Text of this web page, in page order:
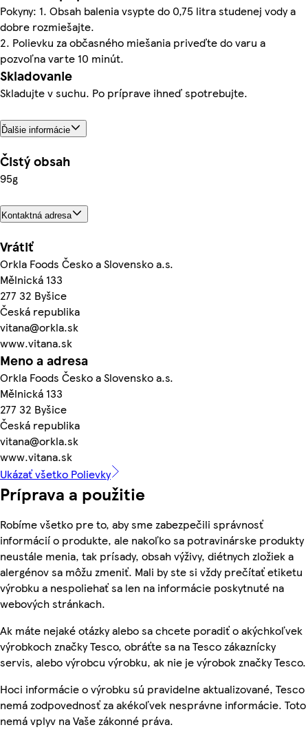
Pokyny: 1. Obsah balenia vsypte do 0,75 litra studenej vody a
dobre rozmiešajte.
2. Polievku za občasného miešania priveďte do varu a
pozvoľna varte 10 minút.
Skladovanie
Skladujte v suchu. Po príprave ihneď spotrebujte.
Ďalšie informácie
Čistý obsah
95g
Kontaktná adresa
Vrátiť
Orkla Foods Česko a Slovensko a.s.
Mělnická 133
277 32 Byšice
Česká republika
vitana@orkla.sk
www.vitana.sk
Meno a adresa
Orkla Foods Česko a Slovensko a.s.
Mělnická 133
277 32 Byšice
Česká republika
vitana@orkla.sk
www.vitana.sk
Ukázať všetko Polievky
Príprava a použitie
Robíme všetko pre to, aby sme zabezpečili správnosť
informácií o produkte, ale nakoľko sa potravinárske produkty
neustále menia, tak prísady, obsah výživy, diétnych zložiek a
alergénov sa môžu zmeniť. Mali by ste si vždy prečítať etiketu
výrobku a nespoliehať sa len na informácie poskytnuté na
webových stránkach.
Ak máte nejaké otázky alebo sa chcete poradiť o akýchkoľvek
výrobkoch značky Tesco, obráťte sa na Tesco zákaznícky
servis, alebo výrobcu výrobku, ak nie je výrobok značky Tesco.
Hoci informácie o výrobku sú pravidelne aktualizované, Tesco
nemá zodpovednosť za akékoľvek nesprávne informácie. Toto
nemá vplyv na Vaše zákonné práva.